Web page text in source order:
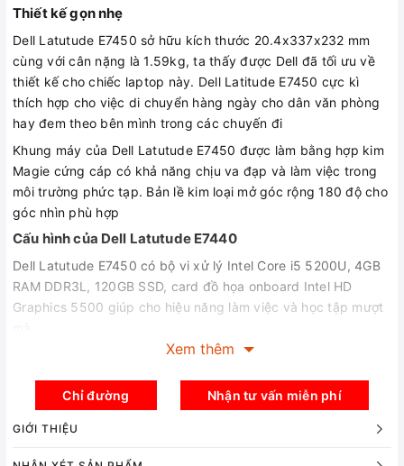
Thiết kế gọn nhẹ
Dell Latutude E7450 sở hữu kích thước 20.4x337x232 mm
cùng với cân nặng là 1.59kg, ta thấy được Dell đã tối ưu về
thiết kế cho chiếc laptop này. Dell Latitude E7450 cực kì
thích hợp cho việc di chuyển hàng ngày cho dân văn phòng
hay đem theo bên mình trong các chuyến đi
Khung máy của Dell Latutude E7450 được làm bằng hợp kim
Magie cứng cáp có khả năng chịu va đạp và làm việc trong
môi trường phức tạp. Bản lề kim loại mở góc rộng 180 độ cho
góc nhìn phù hợp
Cấu hình của Dell Latutude E7440
Dell Latutude E7450 có bộ vi xử lý Intel Core i5 5200U, 4GB
RAM DDR3L, 120GB SSD, card đồ họa onboard Intel HD
Graphics 5500 giúp cho hiệu năng làm việc và học tập mượt
Các cổng kết nối đa dạng
Phía bên trái, Dell Latitude E7450 có 1 khe đọc thẻ SD, 1 khe
Smart Card và khe tản nhiệt. Chuyển sang phía bên phải,
chúng ta có 1 khóa Kensington, 1 cổng USB 3.0, 1 jack audio
Xem thêm
Chỉ đường Nhận tư vấn miễn phí
GIỚI THIỆU